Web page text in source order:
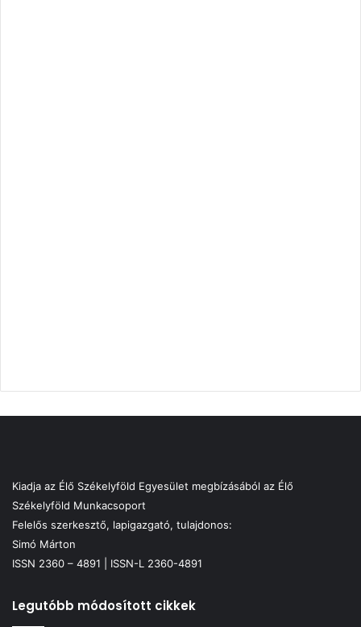
Kiadja az Élő Székelyföld Egyesület megbízásából az Élő
Székelyföld Munkacsoport
Felelős szerkesztő, lapigazgató, tulajdonos:
Simó Márton
ISSN 2360 – 4891 | ISSN-L 2360-4891
Legutóbb módosított cikkek